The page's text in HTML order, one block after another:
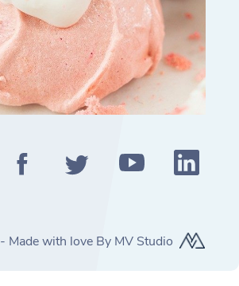
- Made with love By MV Studio